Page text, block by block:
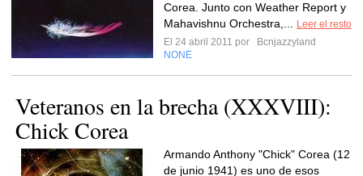
Corea. Junto con Weather Report y
Mahavishnu Orchestra,...
Leer el resto
El 24 abril 2011 por
Bcnjazzyland
NONE
Veteranos en la brecha (XXXVIII):
Chick Corea
Armando Anthony "Chick" Corea (12
de junio 1941) es uno de esos